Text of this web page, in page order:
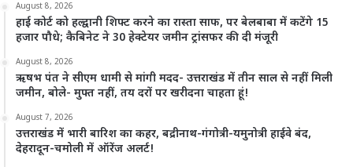
August 8, 2026
हाई कोर्ट को हल्द्वानी शिफ्ट करने का रास्ता साफ, पर बेलबाबा में कटेंगे 15
हजार पौधे; कैबिनेट ने 30 हेक्टेयर जमीन ट्रांसफर की दी मंजूरी
August 8, 2026
ऋषभ पंत ने सीएम धामी से मांगी मदद- उत्तराखंड में तीन साल से नहीं मिली
जमीन, बोले- मुफ्त नहीं, तय दरों पर खरीदना चाहता हूं!
August 7, 2026
उत्तराखंड में भारी बारिश का कहर, बद्रीनाथ-गंगोत्री-यमुनोत्री हाईवे बंद,
देहरादून-चमोली में ऑरेंज अलर्ट!